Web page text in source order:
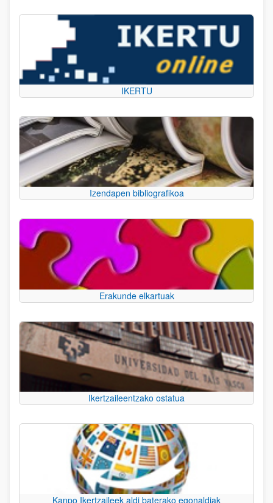
IKERTU
Izendapen bibliografikoa
Erakunde elkartuak
Ikertzaileentzako ostatua
Kanpo Ikertzaileek aldi baterako egonaldiak